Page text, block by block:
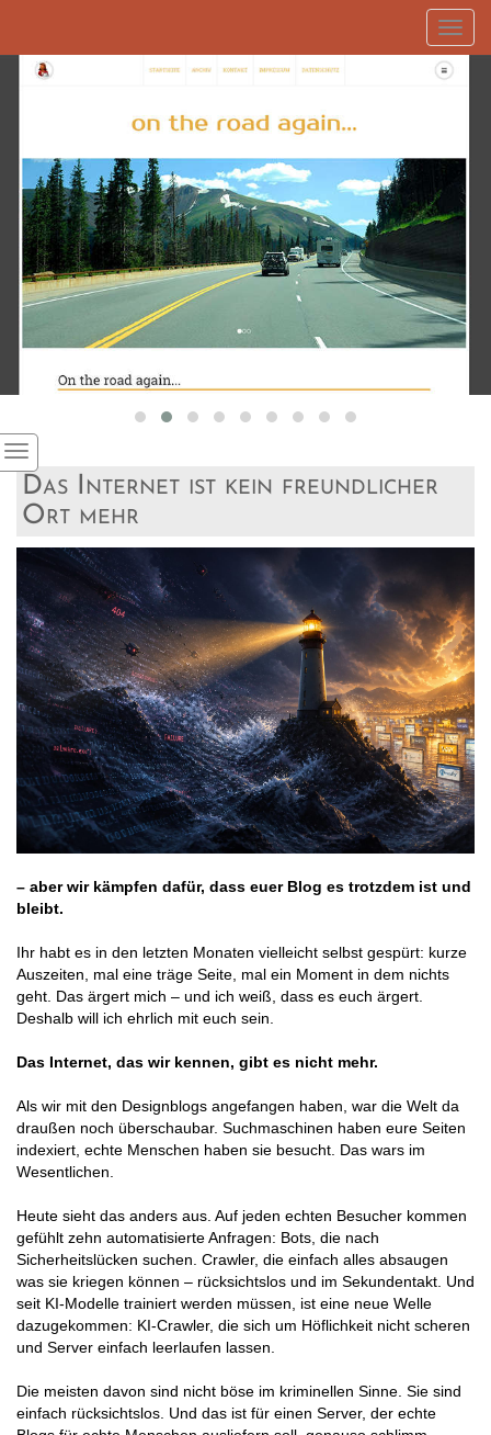
Das Internet ist kein freundlicher
Ort mehr
– aber wir kämpfen dafür, dass euer Blog es trotzdem ist und
bleibt.
Ihr habt es in den letzten Monaten vielleicht selbst gespürt: kurze
Auszeiten, mal eine träge Seite, mal ein Moment in dem nichts
geht. Das ärgert mich – und ich weiß, dass es euch ärgert.
Deshalb will ich ehrlich mit euch sein.
Das Internet, das wir kennen, gibt es nicht mehr.
Als wir mit den Designblogs angefangen haben, war die Welt da
draußen noch überschaubar. Suchmaschinen haben eure Seiten
indexiert, echte Menschen haben sie besucht. Das wars im
Wesentlichen.
Heute sieht das anders aus. Auf jeden echten Besucher kommen
gefühlt zehn automatisierte Anfragen: Bots, die nach
Sicherheitslücken suchen. Crawler, die einfach alles absaugen
was sie kriegen können – rücksichtslos und im Sekundentakt. Und
seit KI-Modelle trainiert werden müssen, ist eine neue Welle
dazugekommen: KI-Crawler, die sich um Höflichkeit nicht scheren
und Server einfach leerlaufen lassen.
Die meisten davon sind nicht böse im kriminellen Sinne. Sie sind
einfach rücksichtslos. Und das ist für einen Server, der echte